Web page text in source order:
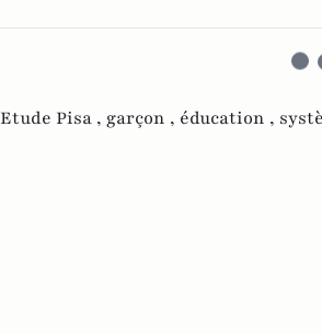
Etude Pisa , garçon , éducation ,